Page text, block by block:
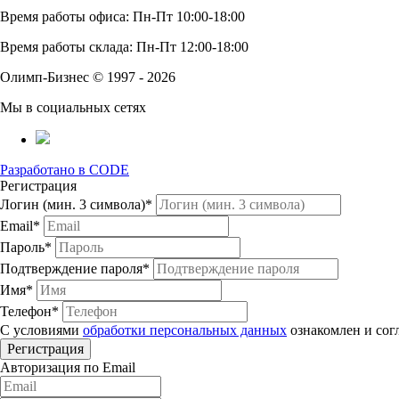
Время работы офиса: Пн-Пт 10:00-18:00
Время работы склада: Пн-Пт 12:00-18:00
Олимп-Бизнес © 1997 - 2026
Мы в социальных сетях
Разработано в CODE
Регистрация
Логин (мин. 3 символа)*
Email*
Пароль*
Подтверждение пароля*
Имя*
Телефон*
С условиями обработки персональных данных ознакомлен и
Авторизация по Email